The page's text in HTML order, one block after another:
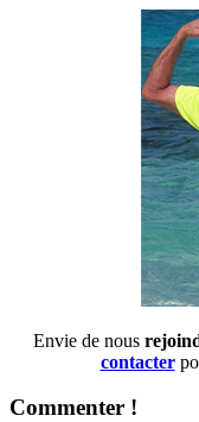
Envie de nous
contacter
Commenter !